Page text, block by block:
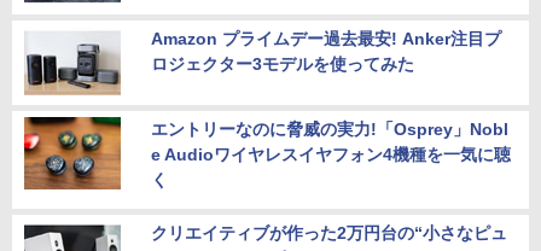
Amazon プライムデー過去最安! Anker注目プ
ロジェクター3モデルを使ってみた
エントリーなのに脅威の実力!「Osprey」Nobl
e Audioワイヤレスイヤフォン4機種を一気に聴
く
クリエイティブが作った2万円台の“小さなピュ